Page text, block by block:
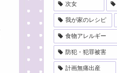
次女
我が家のレシピ
食物アレルギー
防犯・犯罪被害
計画無痛出産